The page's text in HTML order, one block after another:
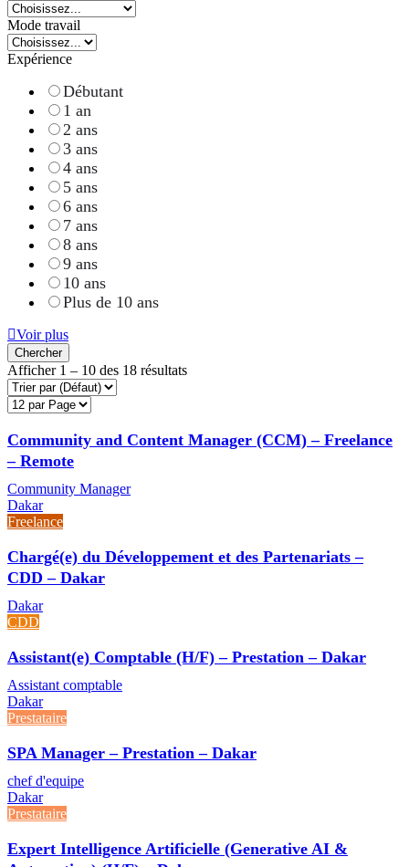
Mode travail
Expérience
Débutant
1 an
2 ans
3 ans
4 ans
5 ans
6 ans
7 ans
8 ans
9 ans
10 ans
Plus de 10 ans
Voir plus
Chercher
Afficher 1 – 10 des 18 résultats
Community and Content Manager (CCM) – Freelance
– Remote
Community Manager
Dakar
Freelance
Chargé(e) du Développement et des Partenariats –
CDD – Dakar
Dakar
CDD
Assistant(e) Comptable (H/F) – Prestation – Dakar
Assistant comptable
Dakar
Prestataire
SPA Manager – Prestation – Dakar
chef d'equipe
Dakar
Prestataire
Expert Intelligence Artificielle (Generative AI &